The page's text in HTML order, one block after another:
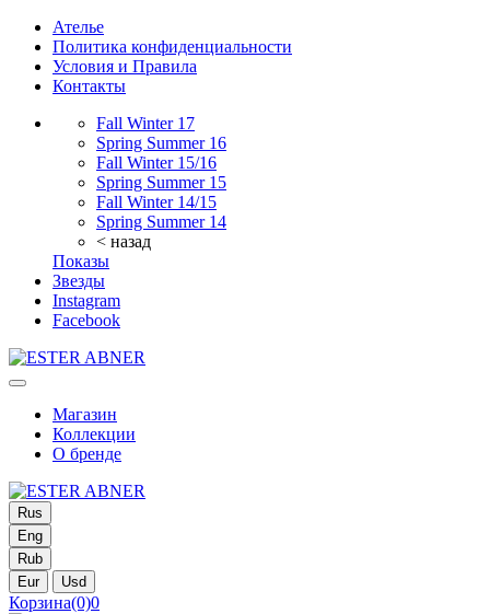
Ателье
Политика конфиденциальности
Условия и Правила
Контакты
Fall Winter 17
Spring Summer 16
Fall Winter 15/16
Spring Summer 15
Fall Winter 14/15
Spring Summer 14
< назад
Показы
Звезды
Instagram
Facebook
Магазин
Коллекции
О бренде
Rus
Eng
Rub
Eur
Usd
Корзина(0)0